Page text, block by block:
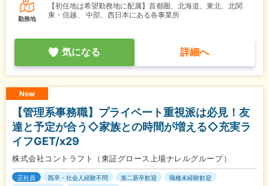
勤務地
【初任地は希望勤務地に配属】首都圏、北海道、東北、北関
東・信越、 中部、西日本にある各事業所
気になる 詳細へ
New
【管理系事務職】プライベート重視派は必見！友
達と予定が合う◇家族との時間が増える◇充実ラ
イフGET/x29
株式会社コントラフト（東証グロース上場ナレルグループ）
正社員 既卒・社会人経験不問 第二新卒歓迎
職種未経験歓迎